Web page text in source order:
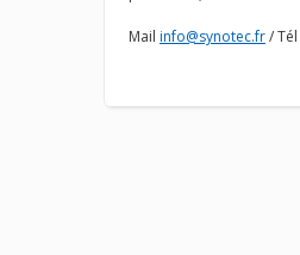
Mail info@synotec.fr/ Tél